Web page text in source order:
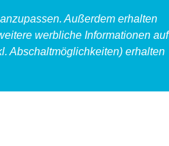
Außerdem erhalten
werbliche Informationen auf
Abschaltmöglichkeiten) erhalten